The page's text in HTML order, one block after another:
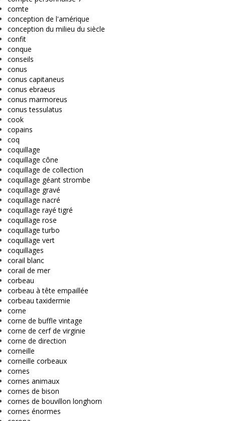
comte
conception de l'amérique
conception du milieu du siècle
confit
conque
conseils
conus
conus capitaneus
conus ebraeus
conus marmoreus
conus tessulatus
cook
copains
coq
coquillage
coquillage cône
coquillage de collection
coquillage géant strombe
coquillage gravé
coquillage nacré
coquillage rayé tigré
coquillage rose
coquillage turbo
coquillage vert
coquillages
corail blanc
corail de mer
corbeau
corbeau à tête empaillée
corbeau taxidermie
corne
corne de buffle vintage
corne de cerf de virginie
corne de direction
corneille
corneille corbeaux
cornes
cornes animaux
cornes de bison
cornes de bouvillon longhorn
cornes énormes